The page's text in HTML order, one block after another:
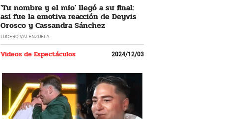
'Tu nombre y el mío' llegó a su final:
así fue la emotiva reacción de Deyvis
Orosco y Cassandra Sánchez
LUCERO VALENZUELA
Videos de Espectáculos 2024/12/03